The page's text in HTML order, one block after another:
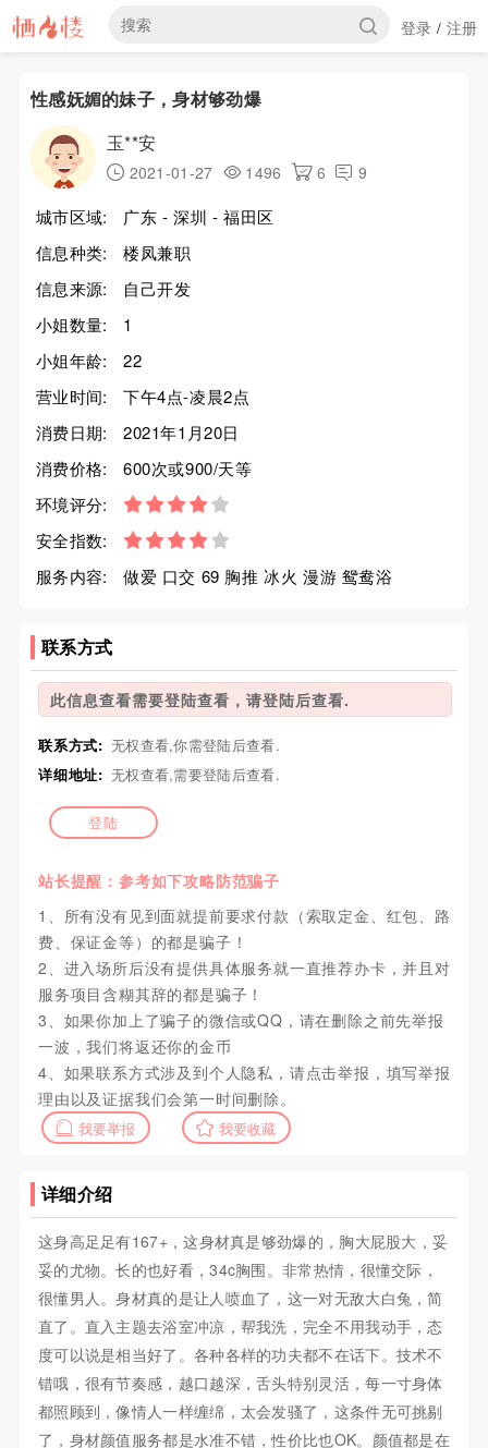
登录 / 注册
性感妩媚的妹子，身材够劲爆
玉**安
2021-01-27 1496 6 9
城市区域:
广东 - 深圳 - 福田区
信息种类:
楼凤兼职
信息来源:
自己开发
小姐数量:
1
小姐年龄:
22
营业时间:
下午4点-凌晨2点
消费日期:
2021年1月20日
消费价格:
600次或900/天等
环境评分:
安全指数:
服务内容:
做爱 口交 69 胸推 冰火 漫游 鸳鸯浴
联系方式
此信息查看需要登陆查看，请登陆后查看.
联系方式: 无权查看,你需登陆后查看.
详细地址: 无权查看,需要登陆后查看.
登陆
站长提醒：参考如下攻略防范骗子
1、所有没有见到面就提前要求付款（索取定金、红包、路
费、保证金等）的都是骗子！
2、进入场所后没有提供具体服务就一直推荐办卡，并且对
服务项目含糊其辞的都是骗子！
3、如果你加上了骗子的微信或QQ，请在删除之前先举报
一波，我们将返还你的金币
4、如果联系方式涉及到个人隐私，请点击举报，填写举报
理由以及证据我们会第一时间删除。
我要举报 我要收藏
详细介绍
这身高足足有167+，这身材真是够劲爆的，胸大屁股大，妥
妥的尤物。长的也好看，34c胸围。非常热情，很懂交际，
很懂男人。身材真的是让人喷血了，这一对无敌大白兔，简
直了。直入主题去浴室冲凉，帮我洗，完全不用我动手，态
度可以说是相当好了。各种各样的功夫都不在话下。技术不
错哦，很有节奏感，越口越深，舌头特别灵活，每一寸身体
都照顾到，像情人一样缠绵，太会发骚了，这条件无可挑剔
了，身材颜值服务都是水准不错，性价比也OK。颜值都是在